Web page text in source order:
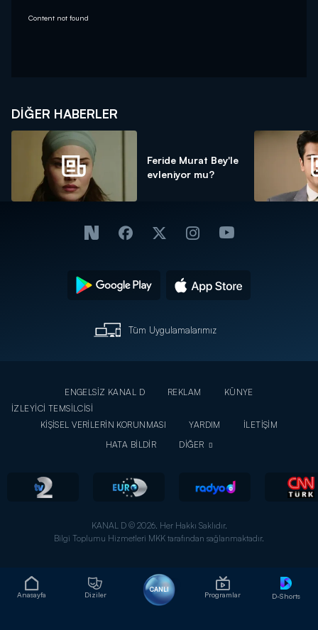
Anasayfa Diziler
CANLI
Programlar D-Shorts
Content not found
DIĞER HABERLER
Feride Murat Bey'le
evleniyor mu?
Tüm Uygulamalarımız
ENGELSİZ KANAL D REKLAM
KÜNYE
İZLEYİCİ TEMSİLCİSİ
KİŞİSEL VERİLERİN KORUNMASI
YARDIM
İLETİŞİM
HATA BİLDİR
DİĞER
KANAL D © 2026. Her Hakkı Saklıdır.
Bilgi Toplumu Hizmetleri MKK tarafından sağlanmaktadır.